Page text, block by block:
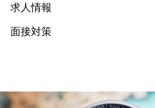
求人情報
面接対策